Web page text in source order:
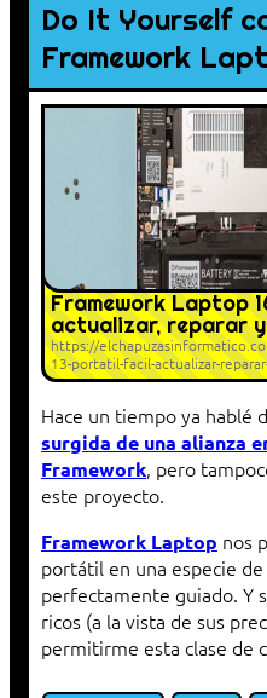
Do It Yourself
Framework
Framework Laptop
actualizar, reparar
https://
13-portatil-facil-actualizar-
Hace un tiempo ya hablé
surgida de una alianza
Framework, pero
este proyecto.
Framework Laptop nos
portátil en una especie
perfectamente guiado. Y
ricos (a la vista de sus
permitirme esta clase de